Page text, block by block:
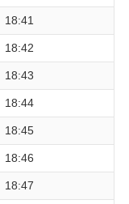
18:41
18:42
18:43
18:44
18:45
18:46
18:47